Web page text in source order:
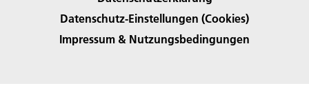
Datenschutz-Einstellungen (Cookies)
Impressum & Nutzungsbedingungen